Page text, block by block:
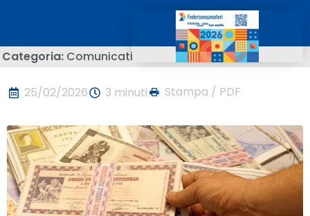
Categoria: Comunicati
25/02/2026 3 minuti Stampa / PDF